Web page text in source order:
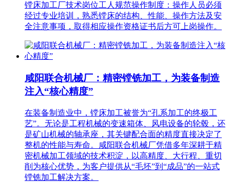
镗床加工厂技术岗位工人规范操作制度：操作人员必须
经过专业培训，熟悉镗床的结构、性能、操作方法及安
全注意事项，取得相应操作资格证书后方可上岗操作。
咸阳联合机械厂：精密镗铣加工，为装备制造
注入“核心精度”
在装备制造业中，镗床加工被誉为“孔系加工的终极工
艺”。无论是工程机械的变速箱体、风电设备的轮毂，还
是矿山机械的轴承座，其关键配合面的精度直接决定了
整机的性能与寿命。咸阳联合机械厂凭借多年深耕于精
密机械加工领域的技术积淀，以高精度、大行程、重切
削为核心优势，为客户提供从“毛坯”到“成品”的一站式
镗铣加工解决方案。